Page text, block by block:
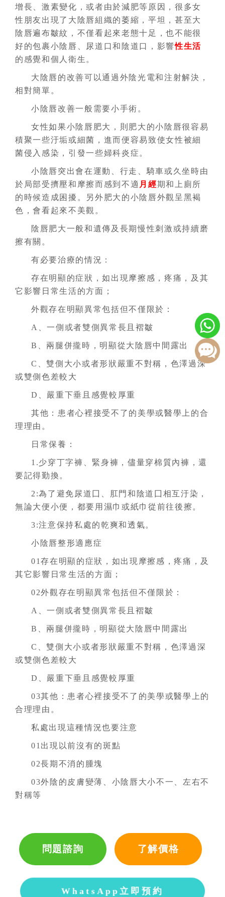
增長、激素變化，或者由於減肥等原因，很多女
性朋友出現了大陰唇組織的萎縮，平坦，甚至大
陰唇遍布皺紋，不僅看起來老態十足，也不能很
好的包裹小陰唇、尿道口和陰道口，影響性生活
的感覺和個人衛生。
大陰唇的改善可以通過外陰光電和注射解決，
相對簡單。
小陰唇改善一般需要小手術。
女性如果小陰唇肥大，則肥大的小陰唇很容易
積聚一些汙垢或細菌，進而便容易致使女性被細
菌侵入感染，引發一些婦科炎症。
小陰唇突出會在運動、行走、騎車或久坐時由
於局部受擠壓和摩擦而感到不適 月經期和上廁所
的時候造成困擾。另外肥大的小陰唇外觀呈黑褐
色，會看起來不美觀。
陰唇肥大一般和遺傳及長期慢性刺激或持續磨
擦有關。
有必要治療的情況：
存在明顯的症狀，如出現摩擦感，疼痛，及其
它影響日常生活的方面；
外觀存在明顯異常包括但不僅限於：
A、一側或者雙側異常長且褶皺
B、兩腿併攏時，明顯從大陰唇中間露出
C、雙側大小或者形狀嚴重不對稱，色澤過深
或雙側色差較大
D、嚴重下垂且感覺較厚重
其他：患者心裡接受不了的美學或醫學上的合
理理由。
日常保養：
1.少穿丁字褲、緊身褲，儘量穿棉質內褲，還
要記得勤換。
2:為了避免尿道囗、肛門和陰道囗相互汙染，
無論大便小便，都要用濕巾或紙巾從前往後擦。
3:注意保持私處的乾爽和透氣。
小陰唇整形適應症
01存在明顯的症狀，如出現摩擦感，疼痛，及
其它影響日常生活的方面；
02外觀存在明顯異常包括但不僅限於：
A、一側或者雙側異常長且褶皺
B、兩腿併攏時，明顯從大陰唇中間露出
C、雙側大小或者形狀嚴重不對稱，色澤過深
或雙側色差較大
D、嚴重下垂且感覺較厚重
03其他：患者心裡接受不了的美學或醫學上的
合理理由。
私處出現這種情況也要注意
01出現以前沒有的斑點
02長期不消的腫塊
03外陰的皮膚變薄、小陰唇大小不一、左右不
對稱等
問題諮詢 了解價格
WhatsApp立即預約